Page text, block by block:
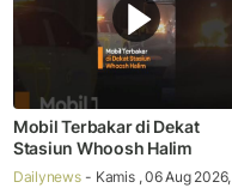
Mobil Terbakar di Dekat
Stasiun Whoosh Halim
Dailynews - Kamis , 06 Aug 2026,